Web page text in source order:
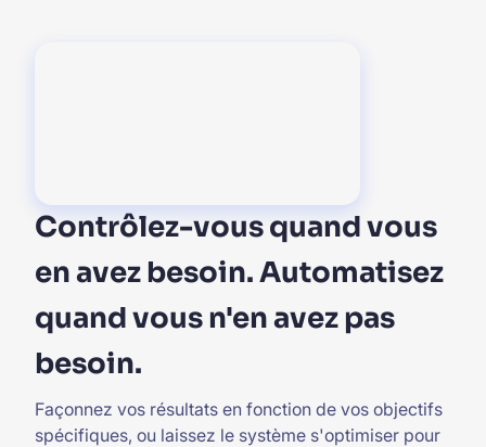
Contrôlez-vous quand vous
en avez besoin. Automatisez
quand vous n'en avez pas
besoin.
Façonnez vos résultats en fonction de vos objectifs
spécifiques, ou laissez le système s'optimiser pour